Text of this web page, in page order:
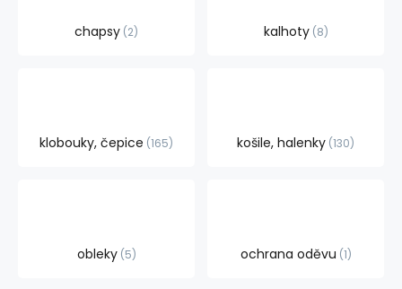
chapsy 2 kalhoty 8
klobouky, čepice 165 košile, halenky 130
obleky 5 ochrana oděvu 1